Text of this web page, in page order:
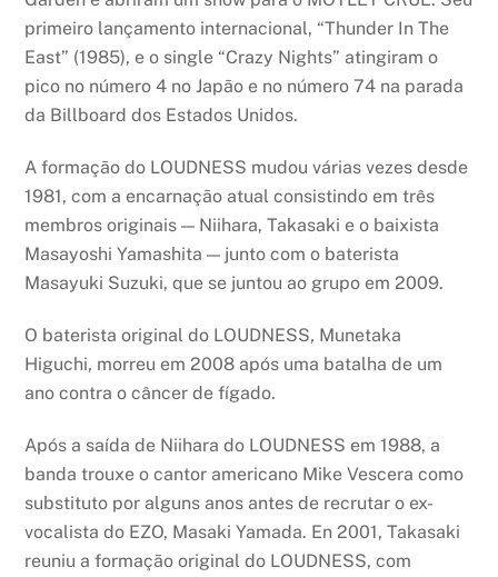
primeiro lançamento internacional, “Thunder In The
East” (1985), e o single “Crazy Nights” atingiram o
pico no número 4 no Japão e no número 74 na parada
da Billboard dos Estados Unidos.
A formação do LOUDNESS mudou várias vezes desde
1981, com a encarnação atual consistindo em três
membros originais — Niihara, Takasaki e o baixista
Masayoshi Yamashita — junto com o baterista
Masayuki Suzuki, que se juntou ao grupo em 2009.
O baterista original do LOUDNESS, Munetaka
Higuchi, morreu em 2008 após uma batalha de um
ano contra o câncer de fígado.
Após a saída de Niihara do LOUDNESS em 1988, a
banda trouxe o cantor americano Mike Vescera como
substituto por alguns anos antes de recrutar o ex-
vocalista do EZO, Masaki Yamada. En 2001, Takasaki
reuniu a formação original do LOUDNESS, com